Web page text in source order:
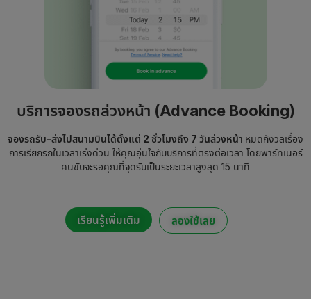
บริการจองรถล่วงหน้า (Advance Booking)
จองรถรับ-ส่งไปสนามบินได้ตั้งแต่ 2 ชั่วโมงถึง 7 วันล่วงหน้า หมดกังวลเรื่อง
การเรียกรถในเวลาเร่งด่วน ให้คุณอุ่นใจกับบริการที่ตรงต่อเวลา โดยพาร์ทเนอร์
คนขับจะรอคุณที่จุดรับเป็นระยะเวลาสูงสุด 15 นาที
เรียนรู้เพิ่มเติม ลองใช้เลย